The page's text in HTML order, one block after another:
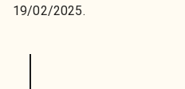
19/02/2025.